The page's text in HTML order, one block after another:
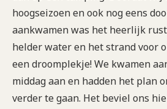
hoogseizoen en ook nog eens
aankwamen was het heerlijk
helder water en het strand voor
een droomplekje! We kwamen
middag aan en hadden het plan
verder te gaan. Het beviel ons